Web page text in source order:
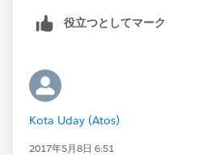
https://
tm
役立つとしてマーク
Kota Uday (Atos)
2017年5月8日 6:51